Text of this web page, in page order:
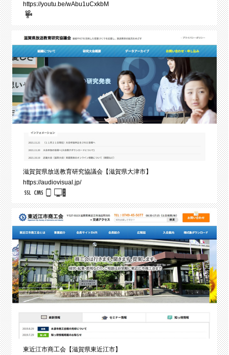
https://youtu.be/wAbu1uCxkbM
滋賀賀県放送教育研究協議会【滋賀県大津市】
https://audiovisual.jp/
東近江市商工会【滋賀県東近江市】